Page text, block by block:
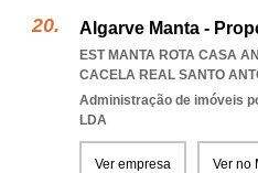
Algarve Manta -
EST MANTA ROTA CASA
CACELA REAL SANTO
Administração de imóveis
LDA
Ver empresa Ver no